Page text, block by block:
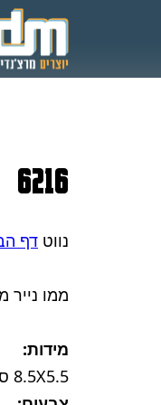
6216
נווט דף
ממו נייר
מידות:
8.5X5.5 ס”מ